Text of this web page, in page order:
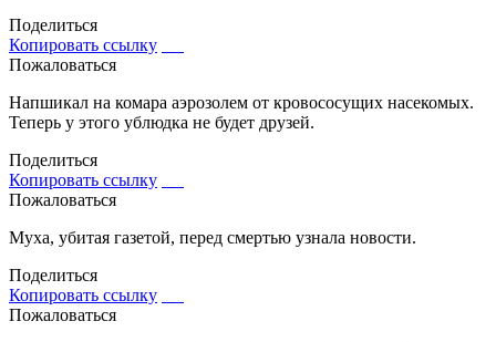
Поделиться
Копировать ссылку
Пожаловаться
Напшикал на комара аэрозолем от кровососущих насекомых.
Теперь у этого ублюдка не будет друзей.
Поделиться
Копировать ссылку
Пожаловаться
Муха, убитая газетой, перед смертью узнала новости.
Поделиться
Копировать ссылку
Пожаловаться